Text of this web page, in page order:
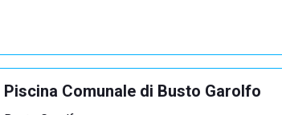
Piscina Comunale di Busto Garolfo